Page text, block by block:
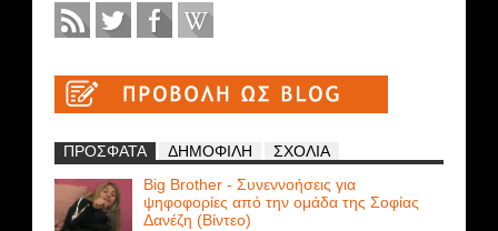
ΠΡΟΣΦΑΤΑ ΔΗΜΟΦΙΛΗ
ΣΧΟΛΙΑ
Big Brother - Συνεννοήσεις για
ψηφοφορίες από την ομάδα της Σοφίας
Δανέζη (Βίντεο)